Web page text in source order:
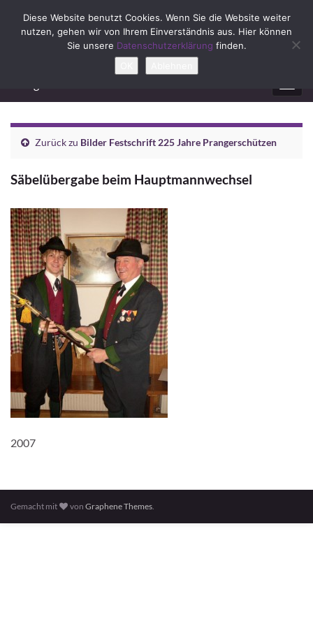
Zurück zu Bilder Festschrift 225 Jahre Prangerschützen
Säbelübergabe beim Hauptmannwechsel
2007
Gemacht mit vonGraphene Themes
Diese Website benutzt Cookies. Wenn Sie die Website weiter
nutzen, gehen wir von Ihrem Einverständnis aus. Hier können
Sie unsere Datenschutzerklärung finden.